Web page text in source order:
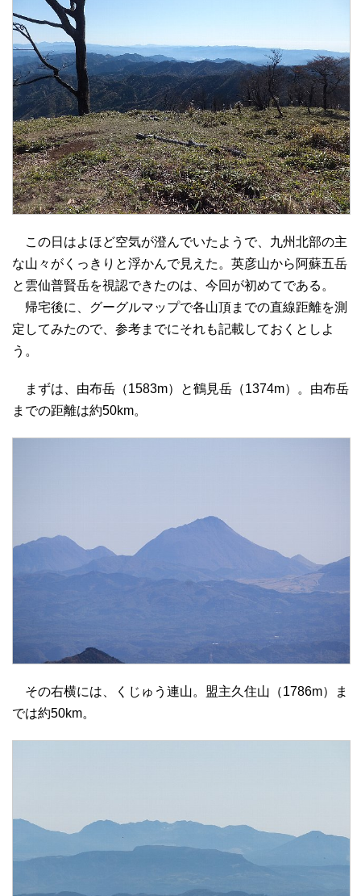
この日はよほど空気が澄んでいたようで、九州北部の主
な山々がくっきりと浮かんで見えた。英彦山から阿蘇五岳
と雲仙普賢岳を視認できたのは、今回が初めてである。
帰宅後に、グーグルマップで各山頂までの直線距離を測
定してみたので、参考までにそれも記載しておくとしよ
う。
まずは、由布岳（1583m）と鶴見岳（1374m）。由布岳
までの距離は約50km。
その右横には、くじゅう連山。盟主久住山（1786m）ま
では約50km。